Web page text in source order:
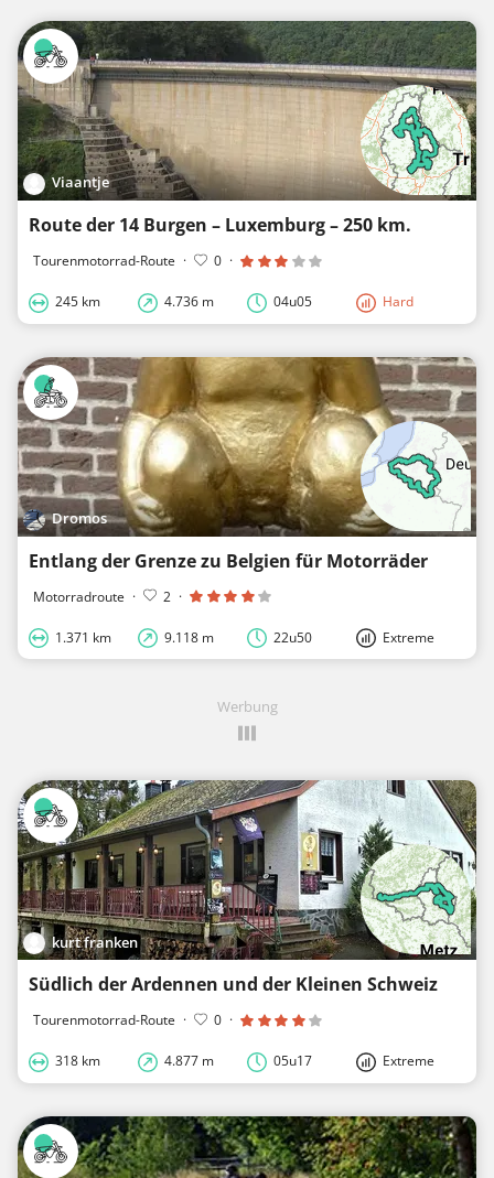
Viaantje
Route der 14 Burgen – Luxemburg – 250 km.
Tourenmotorrad-Route · 0 ·
245 km 4.736 m 04u05 Hard
Dromos
Entlang der Grenze zu Belgien für Motorräder
Motorradroute · 2 ·
1.371 km 9.118 m 22u50 Extreme
Werbung
kurt franken
Südlich der Ardennen und der Kleinen Schweiz
Tourenmotorrad-Route · 0 ·
318 km 4.877 m 05u17 Extreme